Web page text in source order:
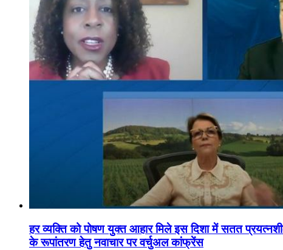
हर व्यक्ति को पोषण युक्त आहार मिले इस दिशा में सतत
के रूपांतरण हेतु नवाचार पर वर्चुअल कांफ्रेंस